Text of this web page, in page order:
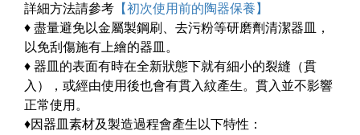
詳細方法請參考 【初次使用前的陶器保養】
♦ 盡量避免以金屬製鋼刷、去污粉等研磨劑清潔器皿，
以免刮傷施有上繪的器皿。
♦ 器皿的表面有時在全新狀態下就有細小的裂縫（貫
入），或經由使用後也會有貫入紋產生。貫入並不影響
正常使用。
♦因器皿素材及製造過程會產生以下特性：